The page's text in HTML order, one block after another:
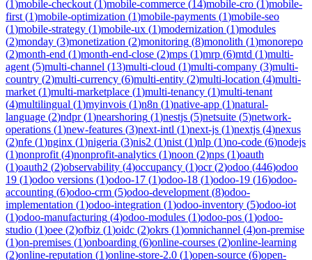
(1)mobile-checkout (1)mobile-commerce (14)mobile-cro (1)mobile-
first (1)mobile-optimization (1)mobile-payments (1)mobile-seo
(1)mobile-strategy (1)mobile-ux (1)modernization (1)modules
(2)monday (3)monetization (2)monitoring (8)monolith (1)monorepo
(2)month-end (1)month-end-close (2)mps (1)mrp (6)mtd (1)multi-
agent (5)multi-channel (13)multi-cloud (1)multi-company (3)multi-
country (2)multi-currency (6)multi-entity (2)multi-location (4)multi-
market (1)multi-marketplace (1)multi-tenancy (1)multi-tenant
(4)multilingual (1)myinvois (1)n8n (1)native-app (1)natural-
language (2)ndpr(1)nearshoring (1)nestjs (5)netsuite (5)network-
operations (1)new-features (3)next-intl (1)next-js (1)nextjs (4)nexus
(2)nfe (1)nginx (1)nigeria (3)nis2 (1)nist (1)nlp (1)no-code (6)nodejs
(1)nonprofit (4)nonprofit-analytics (1)noon (2)nps (1)oauth
(1)oauth2 (2)observability (4)occupancy (1)ocr(2)odoo (446)odoo
19 (1)odoo versions (1)odoo-17 (1)odoo-18 (1)odoo-19 (16)odoo-
accounting (6)odoo-crm (5)odoo-development (8)odoo-
implementation (1)odoo-integration (1)odoo-inventory (5)odoo-iot
(1)odoo-manufacturing (4)odoo-modules (1)odoo-pos (1)odoo-
studio (1)oee (2)ofbiz (1)oidc (2)okrs (1)omnichannel (4)on-premise
(1)on-premises (1)onboarding (6)online-courses (2)online-learning
(2)online-reputation (1)online-store-2.0 (1)open-source (6)open-